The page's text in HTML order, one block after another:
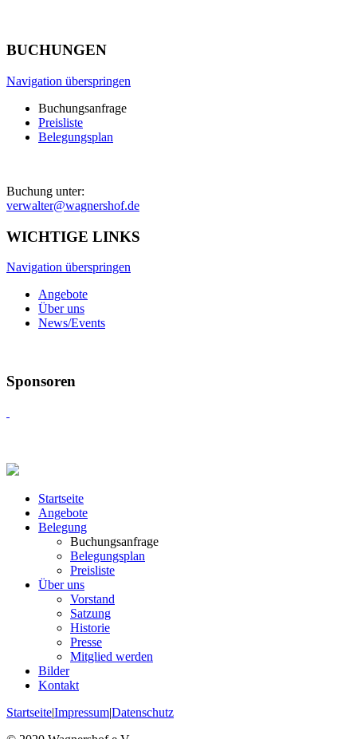
BUCHUNGEN
Navigation überspringen
Buchungsanfrage
Preisliste
Belegungsplan
Buchung unter:
verwalter@wagnershof.de
WICHTIGE LINKS
Navigation überspringen
Angebote
Über uns
News/Events
Sponsoren
Startseite
Angebote
Belegung
Buchungsanfrage
Belegungsplan
Preisliste
Über uns
Vorstand
Satzung
Historie
Presse
Mitglied werden
Bilder
Kontakt
Startseite|Impressum|Datenschutz